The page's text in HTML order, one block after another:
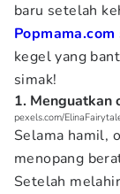
baru setelah
Popmama.com
kegel yang
simak!
1. Menguatkan
pexels.com/
Selama hamil,
menopang
Setelah